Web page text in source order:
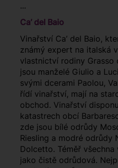
...
Ca’ del Baio
Vinařství Ca’ del Baio,
známý expert na italská
vlastnictví rodiny Grasso
jsou manželé Giulio a
svými dcerami Paolou,
řídí vinařství, mají na
obchod. Vinařství
katastrech obcí
zde jsou bílé odrůdy
Riesling a modré odrůdy
Dolcetto. Téměř všechna
jako čistě odrůdová.